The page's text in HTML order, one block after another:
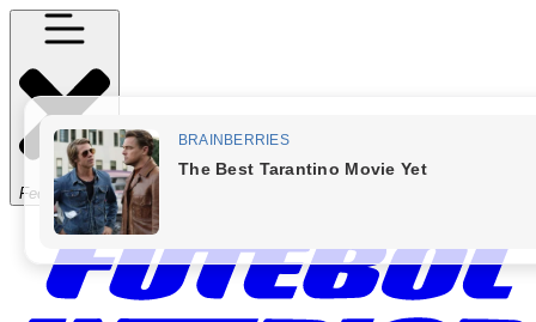
Fechar Menu